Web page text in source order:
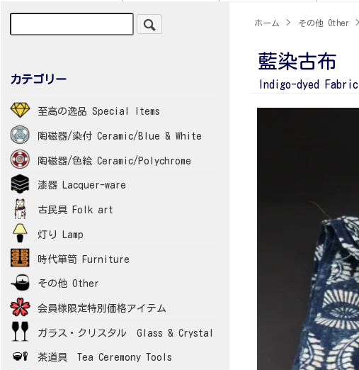
ホーム > その他 Other >
藍染古布
Indigo-dyed Fabric
カテゴリー
至高の逸品 Special Items
陶磁器/染付 Ceramic/Blue & White
陶磁器/色絵 Ceramic/Polychrome
漆器 Lacquer-ware
古民具 Folk art
灯り Lamp
時代箪笥 Furniture
その他 Other
会員様限定特別価格アイテム
ガラス・クリスタル Glass & Crystal
茶道具 Tea Ceremony Tools